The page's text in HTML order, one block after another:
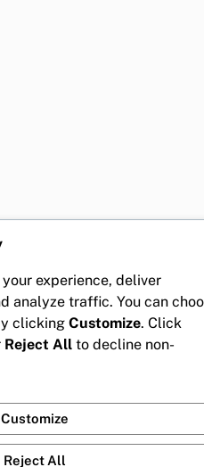
experience, deliver
analyze traffic. You can
clicking Customize. Click
Reject All to decline non-
Customize
Reject All